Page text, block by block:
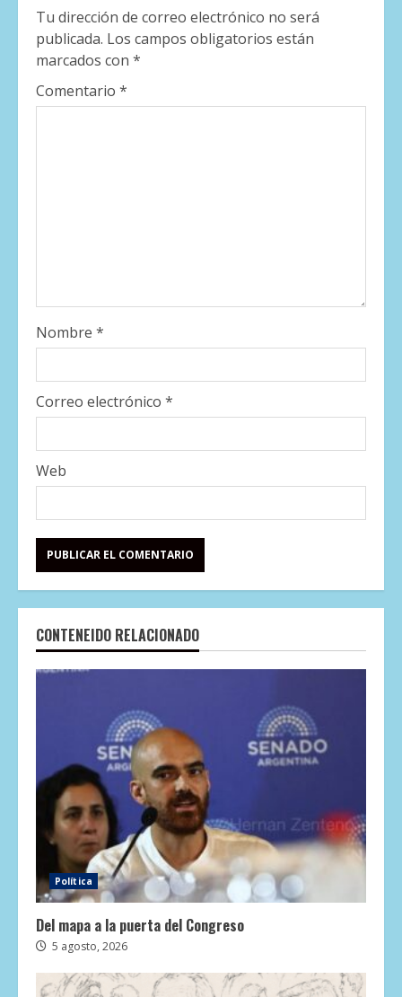
Tu dirección de correo electrónico no será
publicada. Los campos obligatorios están
marcados con *
Comentario *
Nombre *
Correo electrónico *
Web
CONTENEIDO RELACIONADO
Política
Del mapa a la puerta del Congreso
5 agosto, 2026